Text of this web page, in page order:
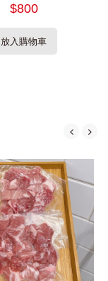
$800
放入購物車